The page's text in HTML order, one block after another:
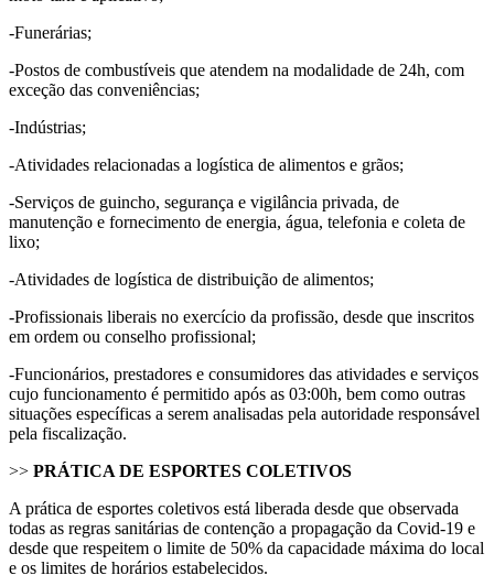
-Funerárias;
-Postos de combustíveis que atendem na modalidade de 24h, com
exceção das conveniências;
-Indústrias;
-Atividades relacionadas a logística de alimentos e grãos;
-Serviços de guincho, segurança e vigilância privada, de
manutenção e fornecimento de energia, água, telefonia e coleta de
lixo;
-Atividades de logística de distribuição de alimentos;
-Profissionais liberais no exercício da profissão, desde que inscritos
em ordem ou conselho profissional;
-Funcionários, prestadores e consumidores das atividades e serviços
cujo funcionamento é permitido após as 03:00h, bem como outras
situações específicas a serem analisadas pela autoridade responsável
pela fiscalização.
>> PRÁTICA DE ESPORTES COLETIVOS
A prática de esportes coletivos está liberada desde que observada
todas as regras sanitárias de contenção a propagação da Covid-19 e
desde que respeitem o limite de 50% da capacidade máxima do local
e os limites de horários estabelecidos.